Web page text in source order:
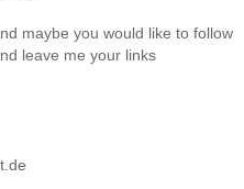
maybe you would like to follow
leave me your links